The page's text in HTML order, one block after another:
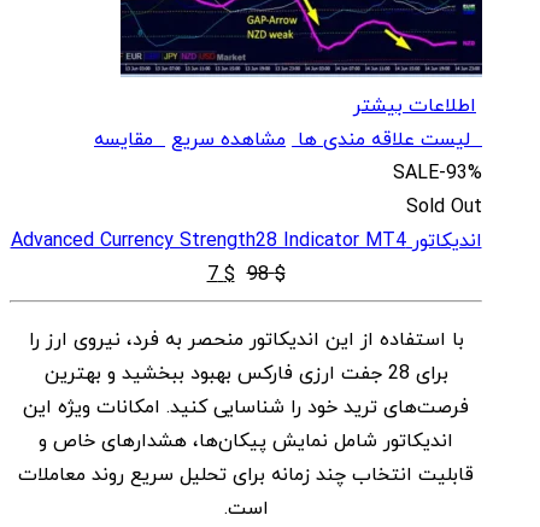
اطلاعات بیشتر
لیست علاقه مندی ها مشاهده سریعمقایسه
SALE-93%
Sold Out
اندیکاتور Advanced Currency Strength28 Indicator MT4
$
98
قیمت
اصلی
$ 98
بود.
$
7 قیمت
فعلی
$ 7
است.
با استفاده از این اندیکاتور منحصر به فرد، نیروی ارز را
برای 28 جفت ارزی فارکس بهبود ببخشید و بهترین
فرصت‌های ترید خود را شناسایی کنید. امکانات ویژه این
اندیکاتور شامل نمایش پیکان‌ها، هشدارهای خاص و
قابلیت انتخاب چند زمانه برای تحلیل سریع روند معاملات
است.